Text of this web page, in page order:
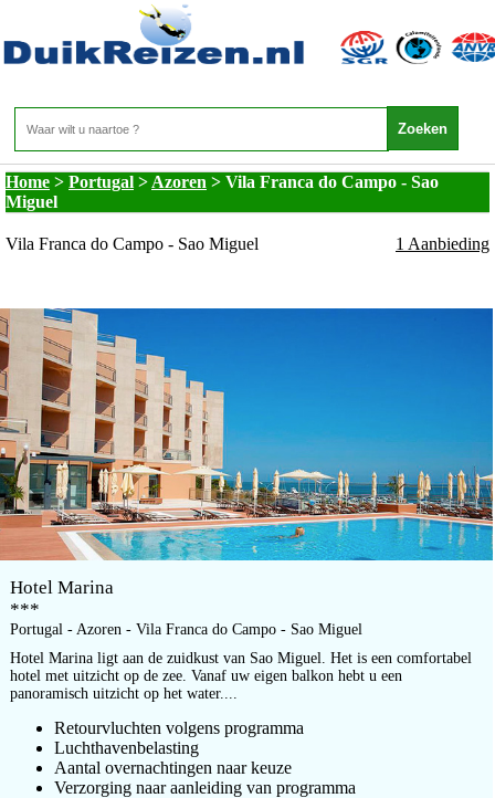
Portugal - Azoren - Vila Franca do Campo - Sao
Home > Portugal > Azoren > Vila Franca do Campo - Sao
Miguel
Vila Franca do Campo - Sao Miguel 1 Aanbieding
Hotel Marina
***
Portugal - Azoren - Vila Franca do Campo - Sao Miguel
Hotel Marina ligt aan de zuidkust van Sao Miguel. Het is een comfortabel
hotel met uitzicht op de zee. Vanaf uw eigen balkon hebt u een
panoramisch uitzicht op het water....
Retourvluchten volgens programma
Luchthavenbelasting
Aantal overnachtingen naar keuze
Verzorging naar aanleiding van programma